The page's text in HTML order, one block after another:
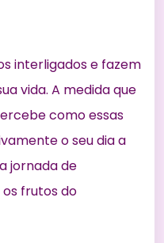
interligados e fazem
vida. A medida que
como essas
o seu dia a
jornada de
frutos do